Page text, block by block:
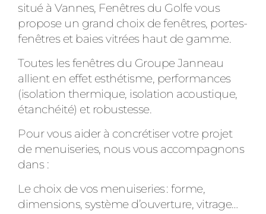
situé à Vannes, Fenêtres du Golfe vous
propose un grand choix de fenêtres, portes-
fenêtres et baies vitrées haut de gamme.
Toutes les fenêtres du Groupe Janneau
allient en effet esthétisme, performances
(isolation thermique, isolation acoustique,
étanchéité) et robustesse.
Pour vous aider à concrétiser votre projet
de menuiseries, nous vous accompagnons
dans :
Le choix de vos menuiseries : forme,
dimensions, système d’ouverture, vitrage…